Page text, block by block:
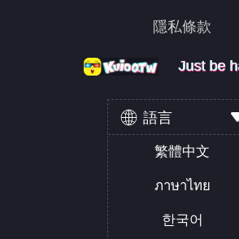
隱私條款
Just be
Just be
Just be
語言
繁體中文
ภาษาไทย
한국어